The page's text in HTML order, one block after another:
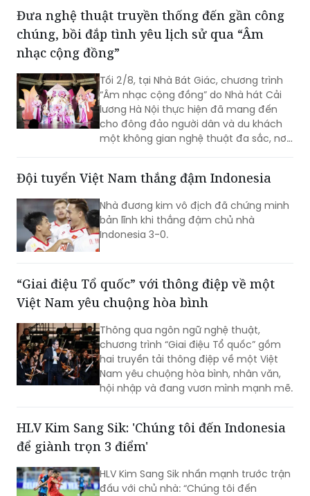
Giám (1076-2026), đồng thời hướng tới
kỷ niệm 81 năm Ngày Quốc khánh nước
Cộng hòa xã hội chủ nghĩa Việt Nam
(02/9/1945 - 02/9/2026).
Đưa nghệ thuật truyền thống đến gần công
chúng, bồi đắp tình yêu lịch sử qua “Âm
nhạc cộng đồng”
Tối 2/8, tại Nhà Bát Giác, chương trình
“Âm nhạc cộng đồng” do Nhà hát Cải
lương Hà Nội thực hiện đã mang đến
cho đông đảo người dân và du khách
một không gian nghệ thuật đa sắc, nơi
không gian của phố đi bộ hồ Hoàn
lưu của các nghệ sĩ đến từ phương
Nam, góp phần tạo nên cuộc gặp gỡ
nghệ thuật giàu cảm xúc.
Đội tuyển Việt Nam thắng đậm Indonesia
Nhà đương kim vô địch đã chứng minh
bản lĩnh khi thắng đậm chủ nhà
Indonesia 3-0.
“Giai điệu Tổ quốc” với thông điệp về một
Việt Nam yêu chuộng hòa bình
Thông qua ngôn ngữ nghệ thuật,
chương trình “Giai điệu Tổ quốc” gồm
hai truyền tải thông điệp về một Việt
Nam yêu chuộng hòa bình, nhân văn,
hội nhập và đang vươn mình mạnh mẽ.
HLV Kim Sang Sik: 'Chúng tôi đến Indonesia
để giành trọn 3 điểm'
HLV Kim Sang Sik nhấn mạnh trước trận
đấu với chủ nhà: “Chúng tôi đến